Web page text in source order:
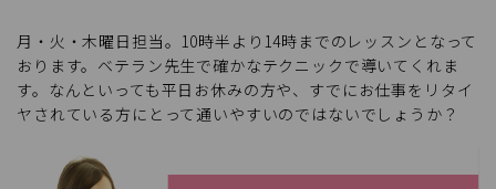
月・火・木曜日担当。10時半より14時までのレッスンとなって
おります。ベテラン先生で確かなテクニックで導いてくれま
す。なんといっても平日お休みの方や、すでにお仕事をリタイ
ヤされている方にとって通いやすいのではないでしょうか？